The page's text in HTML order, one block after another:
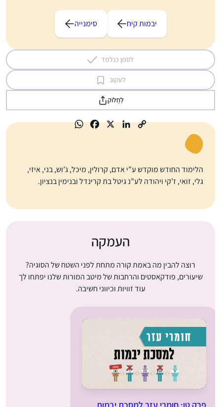
יבמות קיח סימנייה
לסמן כנלמד
לעקוב
לַחֲלוֹק
הלימוד החודש מוקדש ע”י אדם, קרולין, מיכל, ג’וש, בני, איזי,
גלי, זואי, ז’קי ויהודה לע”נ גיטל בת קרינדל ובנימין בנציון.
העמקה
רוצה להבין מה באמת קורה מתחת לפני השטח של הסוגיה?
שיעורים, פודקאסטים והרחבות של מיטב המורות שלנו יפתחו לך
עוד זוויות וכיווני חשיבה.